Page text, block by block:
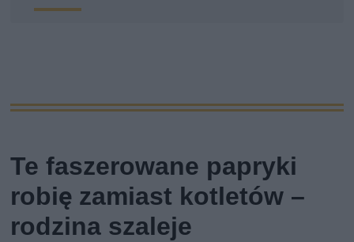
Te faszerowane papryki
robię zamiast kotletów –
rodzina szaleje